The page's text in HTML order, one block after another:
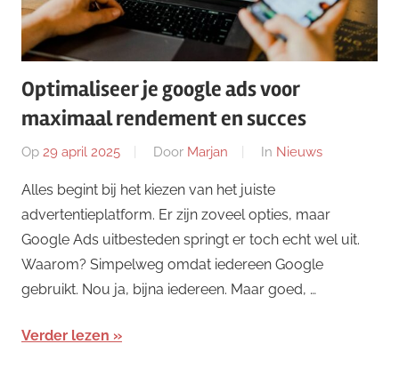
Optimaliseer je google ads voor
maximaal rendement en succes
Op 29 april 2025 Door Marjan In Nieuws
Alles begint bij het kiezen van het juiste
advertentieplatform. Er zijn zoveel opties, maar
Google Ads uitbesteden springt er toch echt wel uit.
Waarom? Simpelweg omdat iedereen Google
gebruikt. Nou ja, bijna iedereen. Maar goed, …
Verder lezen